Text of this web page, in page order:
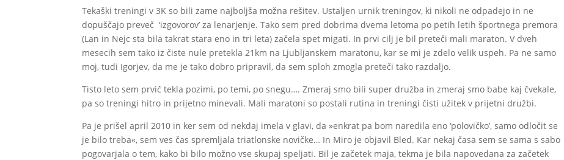
Tekaški treningi v 3K so bili zame najboljša možna rešitev. Ustaljen urnik treningov, ki nikoli ne odpadejo in ne
dopuščajo preveč ‘izgovorov’ za lenarjenje. Tako sem pred dobrima dvema letoma po petih letih športnega premora
(Lan in Nejc sta bila takrat stara eno in tri leta) začela spet migati. In prvi cilj je bil preteči mali maraton. V dveh
mesecih sem tako iz čiste nule pretekla 21km na Ljubljanskem maratonu, kar se mi je zdelo velik uspeh. Pa ne samo
moj, tudi Igorjev, da me je tako dobro pripravil, da sem sploh zmogla preteči tako razdaljo.
Tisto leto sem prvič tekla pozimi, po temi, po snegu…. Zmeraj smo bili super družba in zmeraj smo babe kaj čvekale,
pa so treningi hitro in prijetno minevali. Mali maratoni so postali rutina in treningi čisti užitek v prijetni družbi.
Pa je prišel april 2010 in ker sem od nekdaj imela v glavi, da »enkrat pa bom naredila eno ‘polovičko’, samo odločit se
je bilo treba«, sem ves čas spremljala triatlonske novičke… In Miro je objavil Bled. Kar nekaj časa sem se sama s sabo
pogovarjala o tem, kako bi bilo možno vse skupaj speljati. Bil je začetek maja, tekma je bila napovedana za začetek